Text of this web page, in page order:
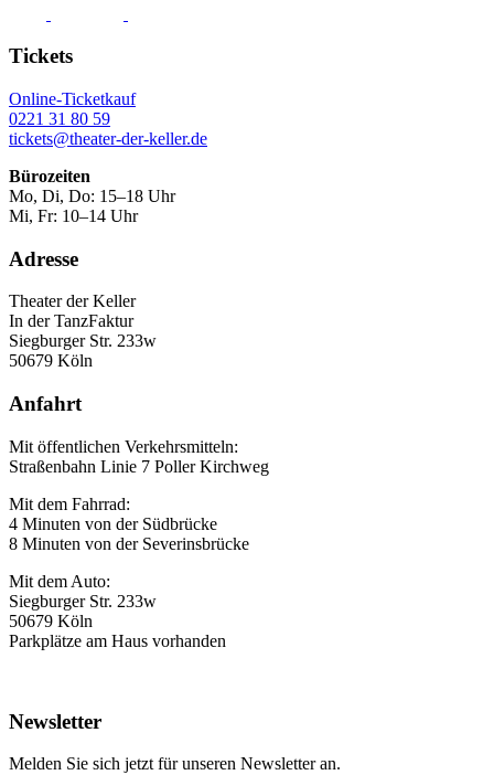
Tickets
Online-Ticketkauf
0221 31 80 59
tickets@theater-der-keller.de
Bürozeiten
Mo, Di, Do: 15–18 Uhr
Mi, Fr: 10–14 Uhr
Adresse
Theater der Keller
In der TanzFaktur
Siegburger Str. 233w
50679 Köln
Anfahrt
Mit öffentlichen Verkehrsmitteln:
Straßenbahn Linie 7 Poller Kirchweg
Mit dem Fahrrad:
4 Minuten von der Südbrücke
8 Minuten von der Severinsbrücke
Mit dem Auto:
Siegburger Str. 233w
50679 Köln
Parkplätze am Haus vorhanden
Newsletter
Melden Sie sich jetzt für unseren Newsletter an.